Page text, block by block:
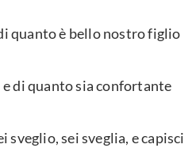
quanto è bello nostro figlio
di quanto sia confortante
sveglio, sei sveglia, e capisci